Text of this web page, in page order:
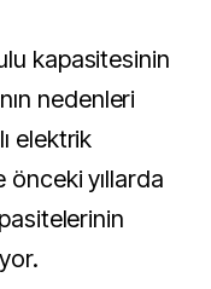
kapasitesinin
nedenleri
elektrik
önceki yıllarda